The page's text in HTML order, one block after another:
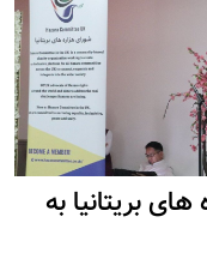
بریتانیا به